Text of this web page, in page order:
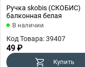
Ручка skobis (СКОБИС)
балконная белая
В наличии
Код Товара: 39407
49 ₽
Купить